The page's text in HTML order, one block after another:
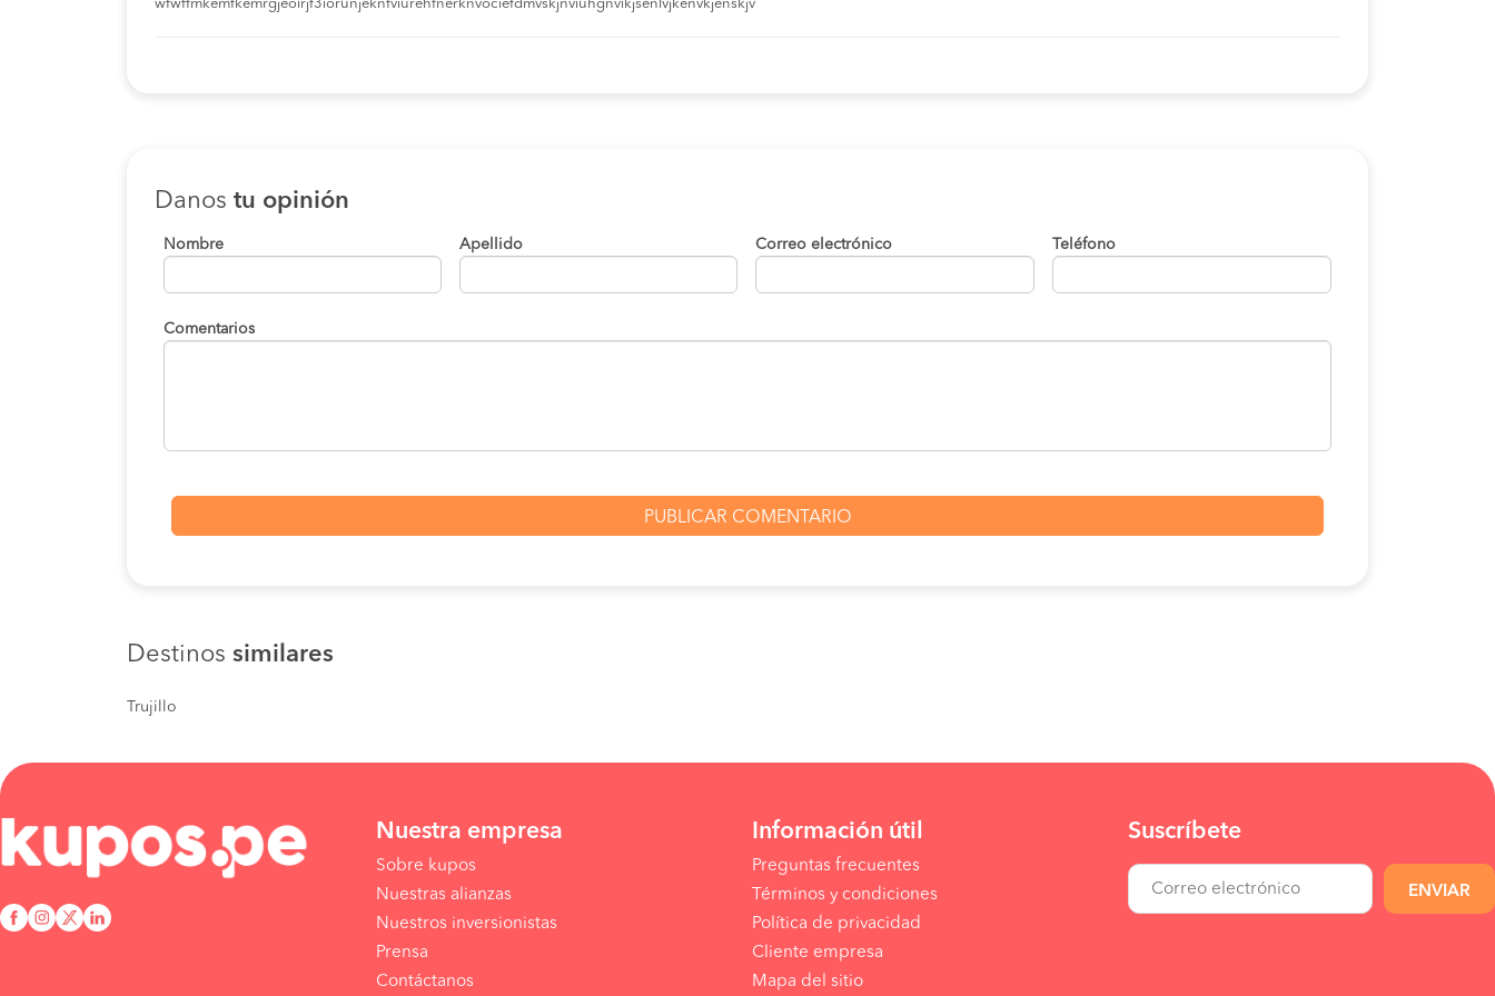
wfwffmkemfkemrgjeoirjf3iorunjeknfviurehfnerknvociefdmvskjnviuhgnvikjsenlvjkenvkjenskjv
Danos tu opinión
Nombre Apellido Correo electrónico Teléfono
Comentarios
Destinos similares
Trujillo
Nuestra empresa
Sobre kupos
Nuestras alianzas
Nuestros inversionistas
Prensa
Contáctanos
Información útil
Preguntas frecuentes
Términos y condiciones
Política de privacidad
Cliente empresa
Mapa del sitio
Suscríbete
ENVIAR